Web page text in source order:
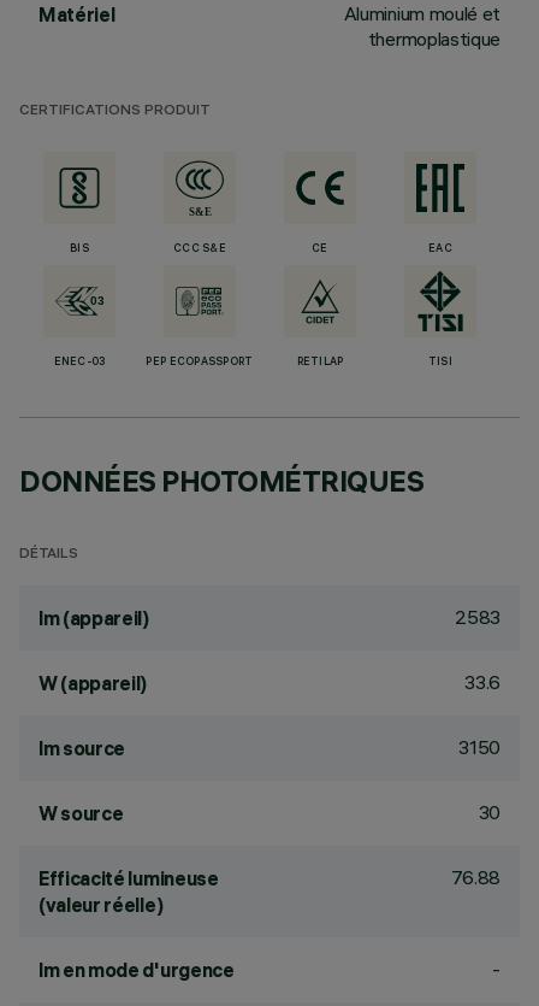
Matériel
Aluminium moulé et
thermoplastique
CERTIFICATIONS PRODUIT
BIS CCC S&E CE EAC
ENEC-03 PEP ECOPASSPORT RETILAP TISI
DONNÉES PHOTOMÉTRIQUES
DÉTAILS
lm (appareil) 2583
W (appareil) 33.6
lm source 3150
W source 30
Efficacité lumineuse
(valeur réelle)
76.88
lm en mode d'urgence -